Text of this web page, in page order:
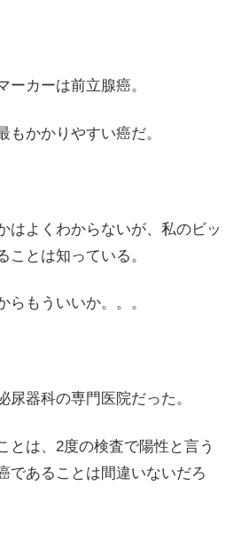
ーカーは前立腺癌。
もかかりやすい癌だ。
はよくわからないが、私のビッ
ことは知っている。
らもういいか。。。
尿器科の専門医院だった。
とは、2度の検査で陽性と言う
であることは間違いないだろ